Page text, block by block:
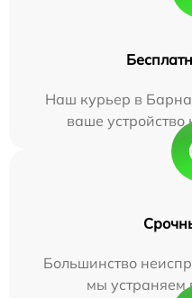
Наш курьер в
ваше устройство
Большинство
мы устраняем